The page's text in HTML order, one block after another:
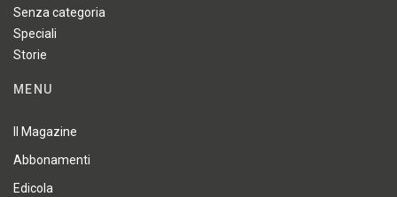
Senza categoria
Speciali
Storie
MENU
Il Magazine
Abbonamenti
Edicola